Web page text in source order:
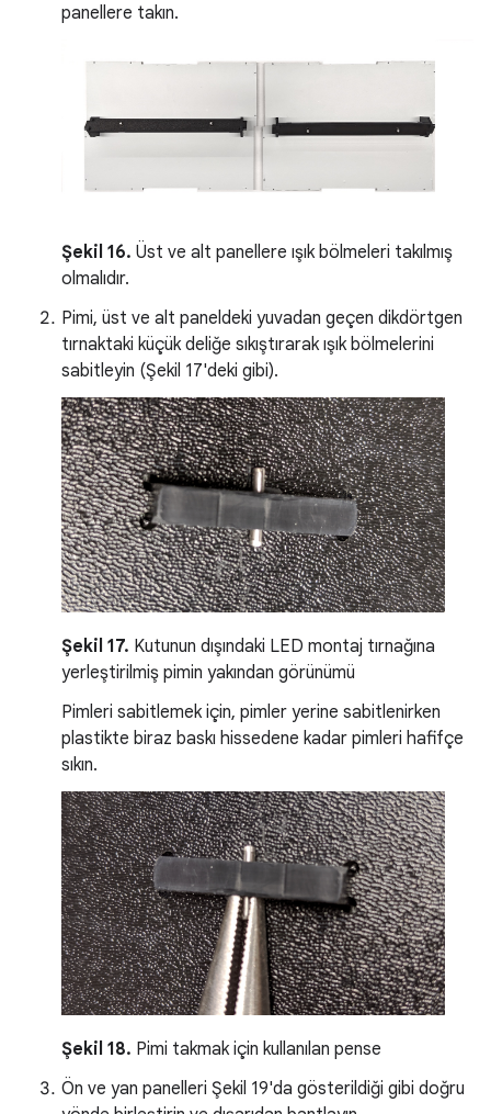
panellere takın.
Şekil 16. Üst ve alt panellere ışık bölmeleri takılmış
olmalıdır.
Pimi, üst ve alt paneldeki yuvadan geçen dikdörtgen
tırnaktaki küçük deliğe sıkıştırarak ışık bölmelerini
sabitleyin (Şekil 17'deki gibi).
Şekil 17. Kutunun dışındaki LED montaj tırnağına
yerleştirilmiş pimin yakından görünümü
Pimleri sabitlemek için, pimler yerine sabitlenirken
plastikte biraz baskı hissedene kadar pimleri hafifçe
sıkın.
Şekil 18. Pimi takmak için kullanılan pense
Ön ve yan panelleri Şekil 19'da gösterildiği gibi doğru